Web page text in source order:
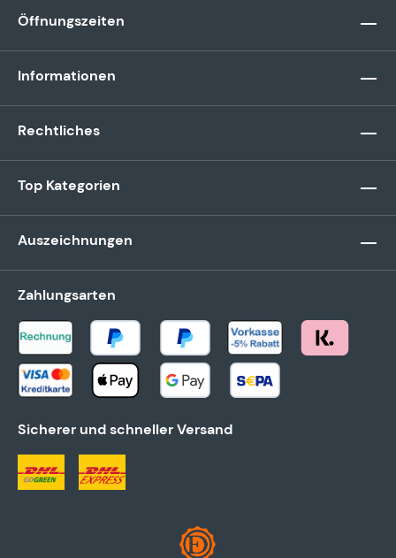
Öffnungszeiten
Informationen
Rechtliches
Top Kategorien
Auszeichnungen
Zahlungsarten
Sicherer und schneller Versand